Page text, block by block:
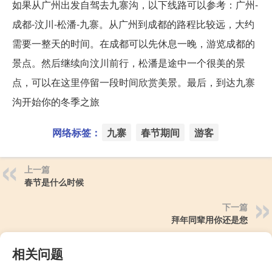
如果从广州出发自驾去九寨沟，以下线路可以参考：广州-
成都-汶川-松潘-九寨。从广州到成都的路程比较远，大约
需要一整天的时间。在成都可以先休息一晚，游览成都的
景点。然后继续向汶川前行，松潘是途中一个很美的景
点，可以在这里停留一段时间欣赏美景。最后，到达九寨
沟开始你的冬季之旅
网络标签： 九寨 春节期间 游客
上一篇
春节是什么时候
下一篇
拜年同辈用你还是您
相关问题